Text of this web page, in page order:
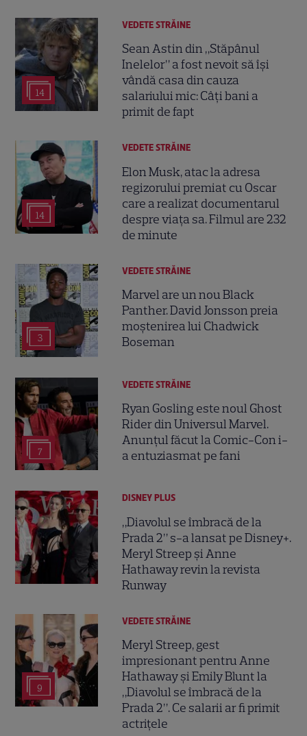
14
VEDETE STRĂINE
Sean Astin din „Stăpânul
Inelelor” a fost nevoit să își
vândă casa din cauza
salariului mic: Câți bani a
primit de fapt
14
VEDETE STRĂINE
Elon Musk, atac la adresa
regizorului premiat cu Oscar
care a realizat documentarul
despre viața sa. Filmul are 232
de minute
3
VEDETE STRĂINE
Marvel are un nou Black
Panther. David Jonsson preia
moștenirea lui Chadwick
Boseman
7
VEDETE STRĂINE
Ryan Gosling este noul Ghost
Rider din Universul Marvel.
Anunțul făcut la Comic-Con i-
a entuziasmat pe fani
DISNEY PLUS
„Diavolul se îmbracă de la
Prada 2” s-a lansat pe Disney+.
Meryl Streep și Anne
Hathaway revin la revista
Runway
9
VEDETE STRĂINE
Meryl Streep, gest
impresionant pentru Anne
Hathaway și Emily Blunt la
„Diavolul se îmbracă de la
Prada 2”. Ce salarii ar fi primit
actrițele